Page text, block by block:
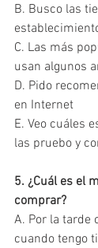
B. Busco las
C. Las más
usan algunos
D. Pido
en Internet
E. Veo cuáles
las pruebo y
5. ¿Cuál es el
comprar?
A. Por la tarde
cuando tengo